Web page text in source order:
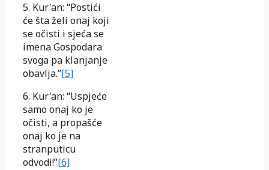
5. Kur'an: “Postići
će šta želi onaj koji
se očisti i sjeća se
imena Gospodara
svoga pa klanjanje
obavlja.”[5]
6. Kur'an: “Uspjeće
samo onaj ko je
očisti, a propašće
onaj ko je na
stranputicu
odvodi!”[6]